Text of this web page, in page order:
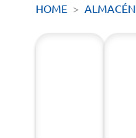
HOME ALMACÉN